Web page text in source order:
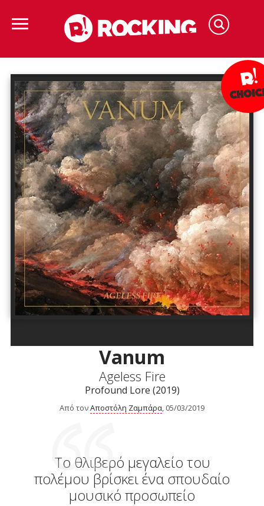
Vanum
Ageless Fire
Profound Lore (2019)
Από τονΑποστόλη Ζαμπάρα, 05/03/2019
Το θλιβερό μεγαλείο του
πολέμου βρίσκει ένα σπουδαίο
μουσικό προσωπείο